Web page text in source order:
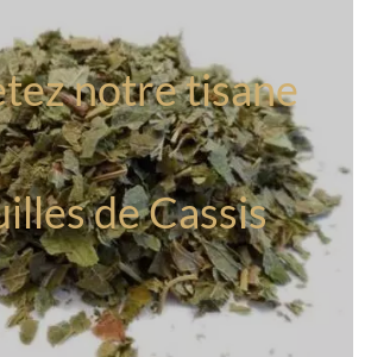
notre tisane
de Cassis